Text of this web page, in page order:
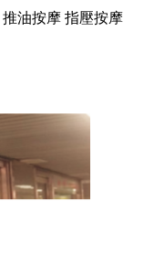
推油按摩指壓按摩